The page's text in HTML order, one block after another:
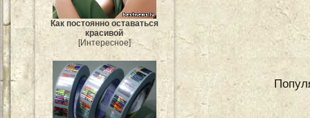
Как постоянно оставаться
красивой
[Интересное]